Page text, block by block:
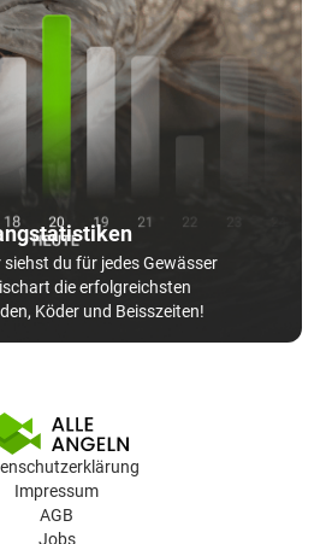
siehst du für jedes Gewässer
die erfolgreichsten
Köder und Beisszeiten!
Impressum
AGB
Jobs